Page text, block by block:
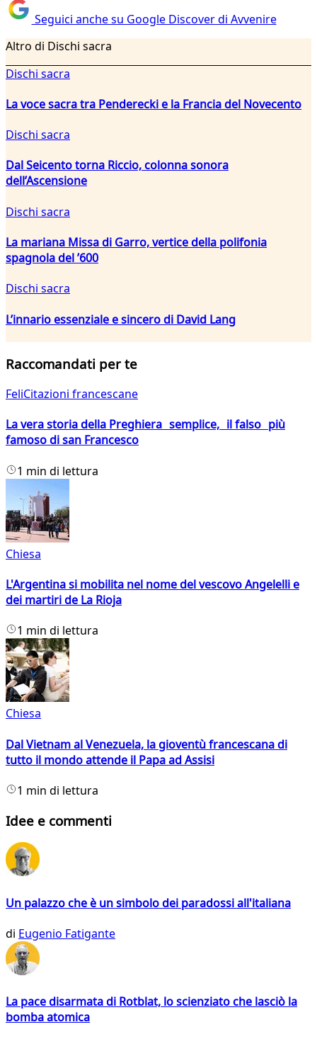
Seguici anche su Google Discover di Avvenire
Altro di Dischi sacra
Dischi sacra
La voce sacra tra Penderecki e la Francia del Novecento
Dischi sacra
Dal Seicento torna Riccio, colonna sonora
dell’Ascensione
Dischi sacra
La mariana Missa di Garro, vertice della polifonia
spagnola del ’600
Dischi sacra
L’innario essenziale e sincero di David Lang
Raccomandati per te
FeliCitazioni francescane
La vera storia della Preghiera semplice, il falso più
famoso di san Francesco
1 min di lettura
Chiesa
L'Argentina si mobilita nel nome del vescovo Angelelli e
dei martiri de La Rioja
1 min di lettura
Chiesa
Dal Vietnam al Venezuela, la gioventù francescana di
tutto il mondo attende il Papa ad Assisi
1 min di lettura
Idee e commenti
Un palazzo che è un simbolo dei paradossi all'italiana
di Eugenio Fatigante
La pace disarmata di Rotblat, lo scienziato che lasciò la
bomba atomica